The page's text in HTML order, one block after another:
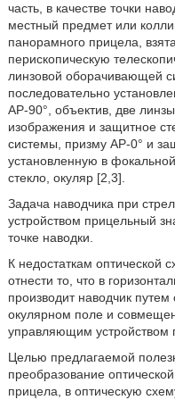
часть, в качестве точки
местный предмет или
панорамного прицела,
перископическую
линзовой оборачивающей
последовательно
АР-90°, объектив, две
изображения и защитное
системы, призму АР-0° и
установленную в
стекло, окуляр [2,3].
Задача наводчика при
устройством прицельный
точке наводки.
К недостаткам оптической
отнести то, что в
производит наводчик
окулярном поле и
управляющим устройством
Целью предлагаемой
преобразование
прицела, в оптическую